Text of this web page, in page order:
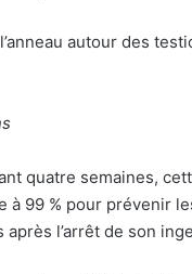
autour des
quatre semaines,
99 % pour prévenir
l’arrêt de son